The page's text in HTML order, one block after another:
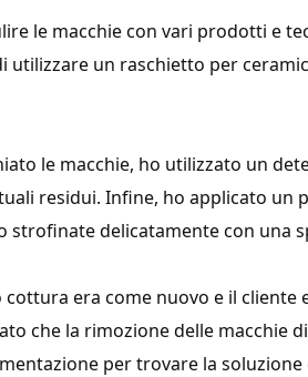
le macchie con vari prodotti e
utilizzare un raschietto per
le macchie, ho utilizzato un
residui. Infine, ho applicato un
strofinate delicatamente con una
cottura era come nuovo e il
che la rimozione delle macchie
per trovare la